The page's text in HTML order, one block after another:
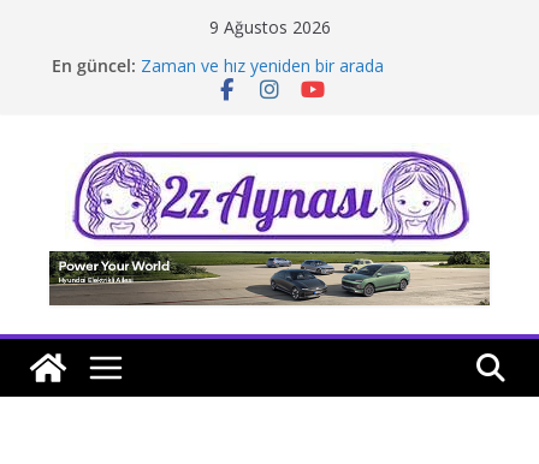
9 Ağustos 2026
En güncel: Zaman ve hız yeniden bir arada
Borusan Next Bodrum’da açıldı
Tatil rotasında test sürüşü